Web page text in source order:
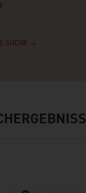
SUCHE